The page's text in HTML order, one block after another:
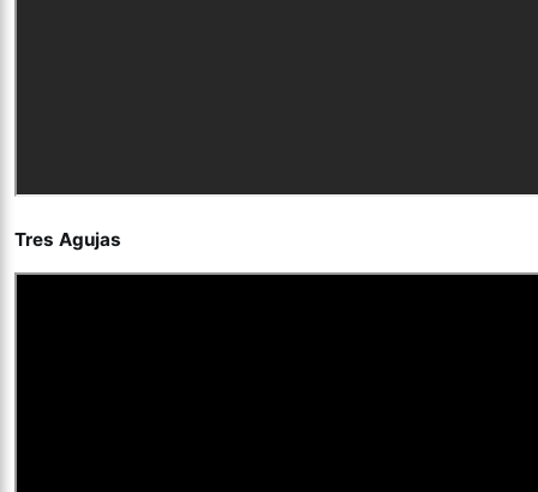
Tres Agujas